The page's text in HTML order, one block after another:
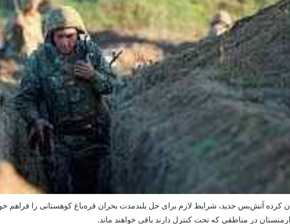
کرده آتش‌بس جدید، شرایط لازم برای حل بلندمدت بحران قره‌باغ کوهستانی را فراهم
ارمنستان در مناطقی که تحت کنترل دارند باقی خواهند ماند.